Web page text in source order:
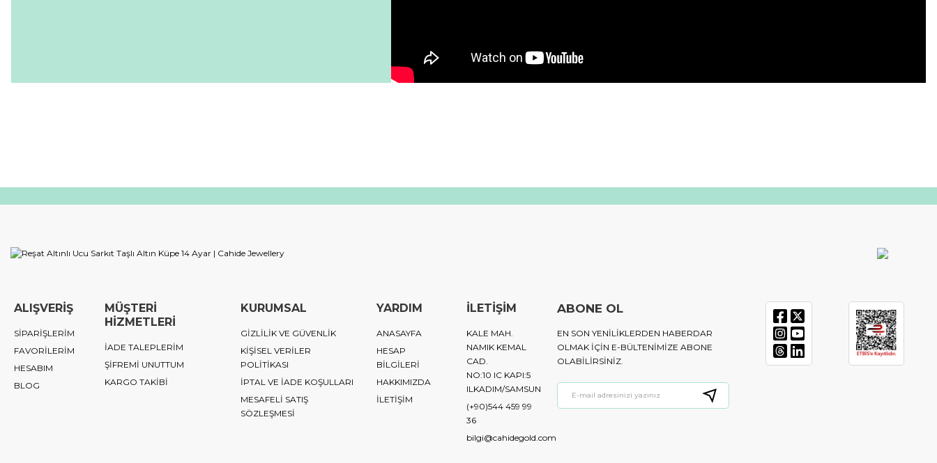
ALIŞVERİŞ
SİPARİŞLERİM
FAVORİLERİM
HESABIM
BLOG
MÜŞTERİ
HİZMETLERİ
İADE TALEPLERİM
ŞİFREMİ UNUTTUM
KARGO TAKİBİ
KURUMSAL
GİZLİLİK VE GÜVENLİK
KİŞİSEL VERİLER
POLİTİKASI
İPTAL VE İADE KOŞULLARI
MESAFELİ SATIŞ
SÖZLEŞMESİ
YARDIM
ANASAYFA
HESAP
BİLGİLERİ
HAKKIMIZDA
İLETİŞİM
İLETİŞİM
KALE MAH.
NAMIK KEMAL
CAD.
NO:10 IC KAPI:5
ILKADIM/SAMSUN
(+90)544 459 99
36
bilgi@cahidegold.com
ABONE OL
EN SON YENILIKLERDEN HABERDAR
OLMAK IÇIN E-BÜLTENIMIZE ABONE
OLABILIRSINIZ.